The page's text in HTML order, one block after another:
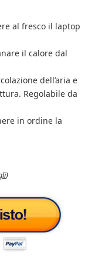
al fresco il laptop
il calore dal
dell’aria e
Regolabile da
in ordine la
)